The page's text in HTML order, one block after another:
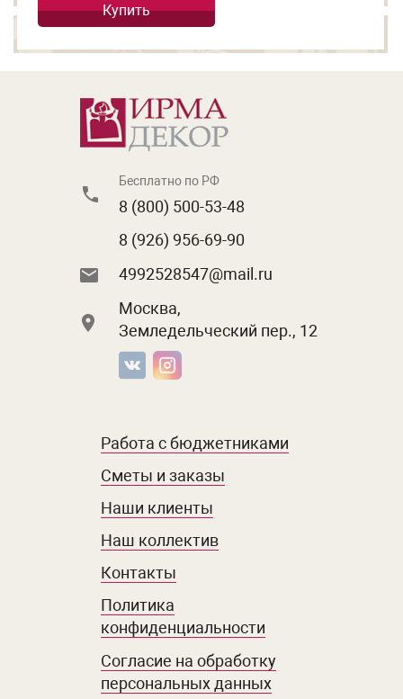
Купить
Бесплатно по РФ
8 (800) 500-53-48
8 (926) 956-69-90
4992528547@mail.ru
Москва,
Земледельческий пер., 12
Работа с бюджетниками
Сметы и заказы
Наши клиенты
Наш коллектив
Контакты
Политика
конфиденциальности
Согласие на обработку
персональных данных